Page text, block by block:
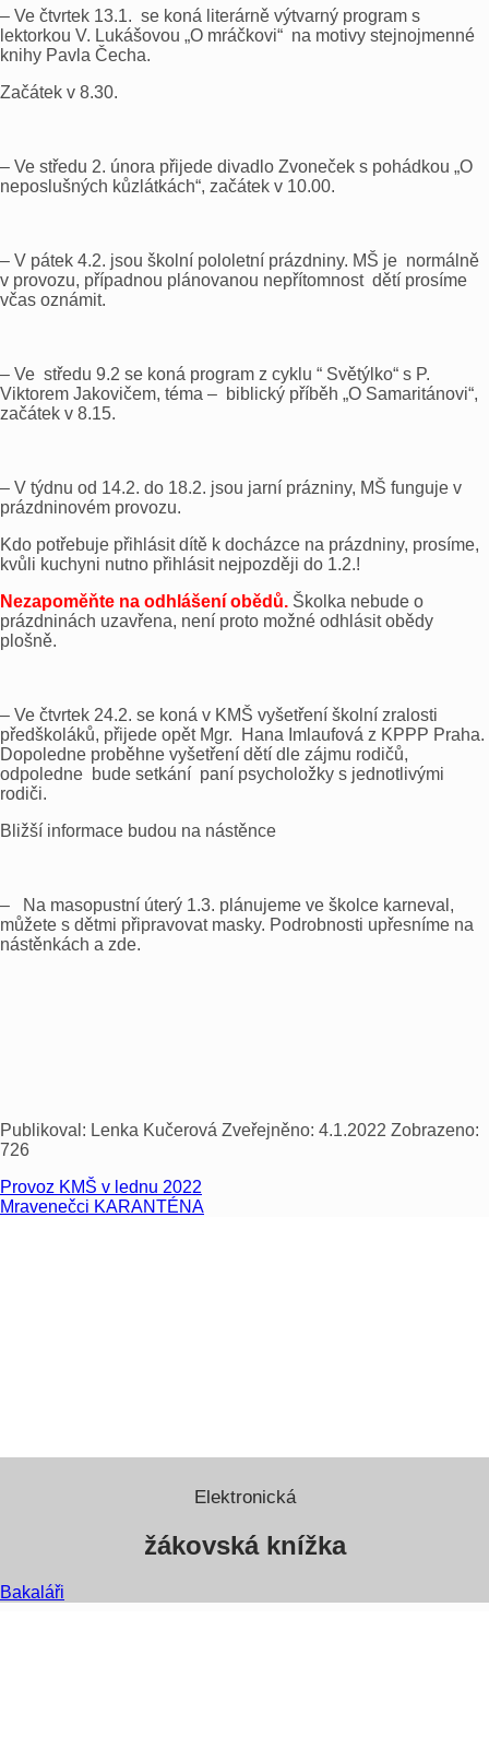
– Ve čtvrtek 13.1. se koná literárně výtvarný program s
lektorkou V. Lukášovou „O mráčkovi“ na motivy stejnojmenné
knihy Pavla Čecha.
Začátek v 8.30.
– Ve středu 2. února přijede divadlo Zvoneček s pohádkou „O
neposlušných kůzlátkách“, začátek v 10.00.
– V pátek 4.2. jsou školní pololetní prázdniny. MŠ je normálně
v provozu, případnou plánovanou nepřítomnost dětí prosíme
včas oznámit.
– Ve středu 9.2 se koná program z cyklu “ Světýlko“ s P.
Viktorem Jakovičem, téma – biblický příběh „O Samaritánovi“,
začátek v 8.15.
– V týdnu od 14.2. do 18.2. jsou jarní prázniny, MŠ funguje v
prázdninovém provozu.
Kdo potřebuje přihlásit dítě k docházce na prázdniny, prosíme,
kvůli kuchyni nutno přihlásit nejpozději do 1.2.!
Nezapoměňte na odhlášení obědů. Školka nebude o
prázdninách uzavřena, není proto možné odhlásit obědy
plošně.
– Ve čtvrtek 24.2. se koná v KMŠ vyšetření školní zralosti
předškoláků, přijede opět Mgr. Hana Imlaufová z KPPP Praha.
Dopoledne proběhne vyšetření dětí dle zájmu rodičů,
odpoledne bude setkání paní psycholožky s jednotlivými
rodiči.
Bližší informace budou na nástěnce
– Na masopustní úterý 1.3. plánujeme ve školce karneval,
můžete s dětmi připravovat masky. Podrobnosti upřesníme na
nástěnkách a zde.
Publikoval: Lenka Kučerová Zveřejněno: 4.1.2022 Zobrazeno:
726
Provoz KMŠ v lednu 2022
Mravenečci KARANTÉNA
Elektronická
žákovská knížka
Bakaláři